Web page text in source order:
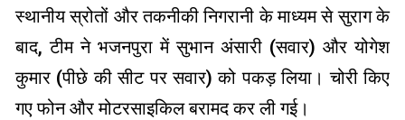
स्थानीय स्रोतों और तकनीकी निगरानी के माध्यम से सुराग के
बाद, टीम ने भजनपुरा में सुभान अंसारी (सवार) और योगेश
कुमार (पीछे की सीट पर सवार) को पकड़ लिया। चोरी किए
गए फोन और मोटरसाइकिल बरामद कर ली गई।